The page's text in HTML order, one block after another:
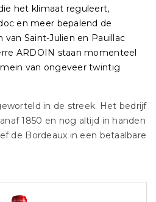
het klimaat reguleert,
en meer bepalend de
Saint-Julien en Pauillac
ARDOIN staan ​​momenteel
van ongeveer twintig
in de streek. Het bedrijf
1850 en nog altijd in handen
de Bordeaux in een betaalbare